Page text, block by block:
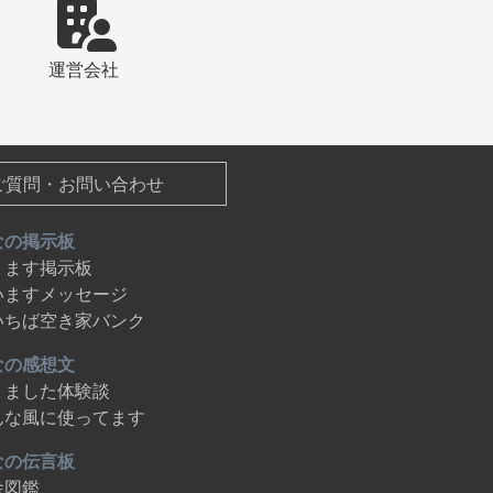
運営会社
問・お問い合わせ
掲示板
す掲示板
すメッセージ
ば空き家バンク
感想文
した体験談
風に使ってます
伝言板
鑑